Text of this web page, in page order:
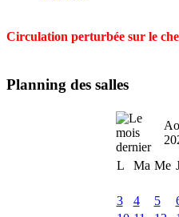
Circulation perturbée sur le
Planning des salles
L
Ma Me
3
4 5